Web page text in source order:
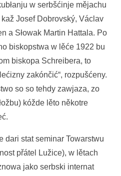
w serbšćinje mějachu
Josef Dobrovský, Václav
a Słowak Martin Hattala. Po
biskopstwa w lěće 1922 bu
biskopa Schreibera, to
zakónčić“, rozpušćeny.
so so tehdy zawjaza, zo
kóžde lěto někotre
dari stat seminar Towarstwu
přátel Lužice), w lětach
jako serbski internat